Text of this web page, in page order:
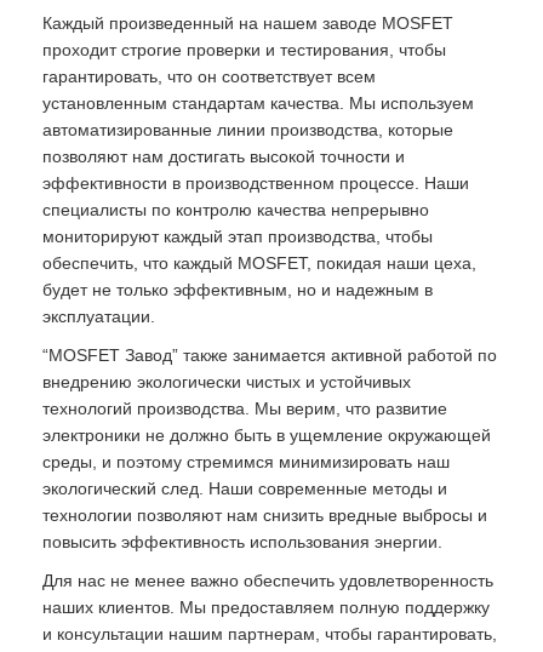
Каждый произведенный на нашем заводе MOSFET
проходит строгие проверки и тестирования, чтобы
гарантировать, что он соответствует всем
установленным стандартам качества. Мы используем
автоматизированные линии производства, которые
позволяют нам достигать высокой точности и
эффективности в производственном процессе. Наши
специалисты по контролю качества непрерывно
мониторируют каждый этап производства, чтобы
обеспечить, что каждый MOSFET, покидая наши цеха,
будет не только эффективным, но и надежным в
эксплуатации.
“MOSFET Завод” также занимается активной работой по
внедрению экологически чистых и устойчивых
технологий производства. Мы верим, что развитие
электроники не должно быть в ущемление окружающей
среды, и поэтому стремимся минимизировать наш
экологический след. Наши современные методы и
технологии позволяют нам снизить вредные выбросы и
повысить эффективность использования энергии.
Для нас не менее важно обеспечить удовлетворенность
наших клиентов. Мы предоставляем полную поддержку
и консультации нашим партнерам, чтобы гарантировать,